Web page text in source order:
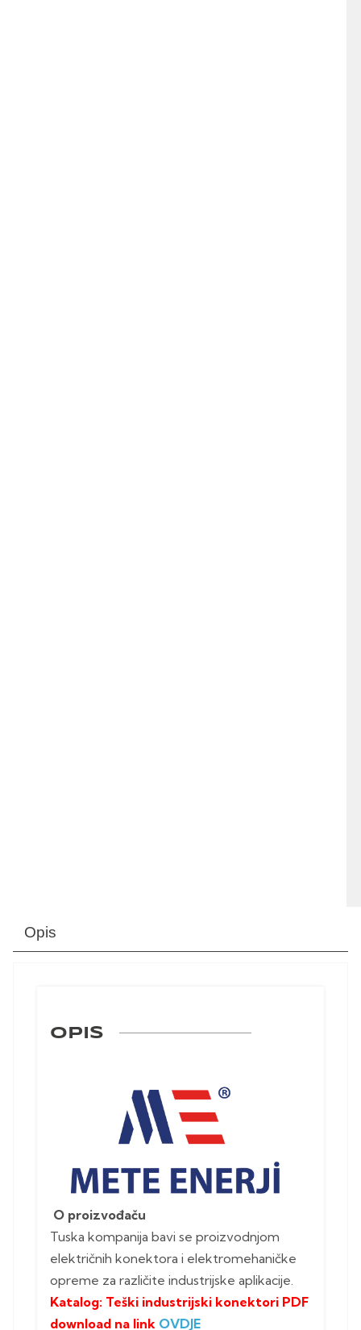
Opis
OPIS
O proizvođaču
Tuska kompanija bavi se proizvodnjom
električnih konektora i elektromehaničke
opreme za različite industrijske aplikacije.
Katalog: Teški industrijski konektori PDF
download na link OVDJE